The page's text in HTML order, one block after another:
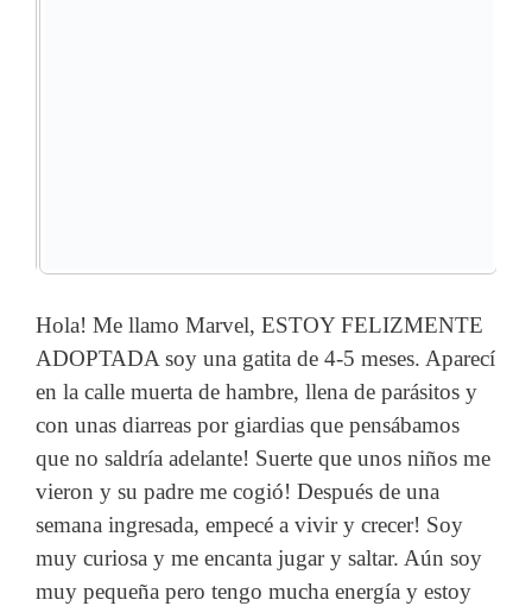
Hola! Me llamo Marvel, ESTOY FELIZMENTE
ADOPTADA soy una gatita de 4-5 meses. Aparecí
en la calle muerta de hambre, llena de parásitos y
con unas diarreas por giardias que pensábamos
que no saldría adelante! Suerte que unos niños me
vieron y su padre me cogió! Después de una
semana ingresada, empecé a vivir y crecer! Soy
muy curiosa y me encanta jugar y saltar. Aún soy
muy pequeña pero tengo mucha energía y estoy